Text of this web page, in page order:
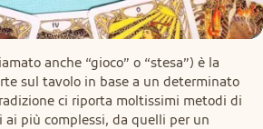
anche “gioco” o “stesa”) è la
sul tavolo in base a un determinato
ci riporta moltissimi metodi di
più complessi, da quelli per un